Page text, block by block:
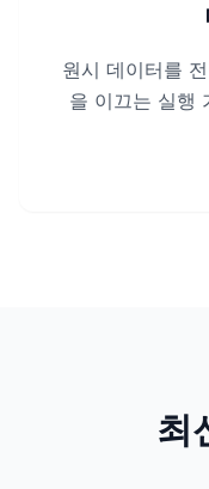
원시 데이터를
을 이끄는 실행
최